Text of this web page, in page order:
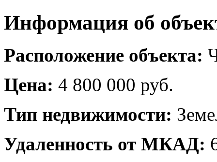
Информация об
Расположение объекта:
Цена: 4 800 000 руб.
Тип недвижимости:
Удаленность от МКАД: